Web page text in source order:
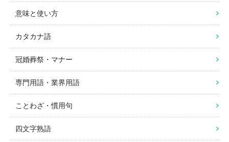
意味と使い方
カタカナ語
冠婚葬祭・マナー
専門用語・業界用語
ことわざ・慣用句
四文字熟語